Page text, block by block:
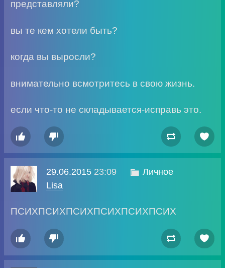
представляли?
вы те кем хотели быть?
когда вы выросли?
внимательно всмотритесь в свою жизнь.
если что-то не складывается-исправь это.
   
29.06.201523:09  Личное
Lisa
ПСИХПСИХПСИХПСИХПСИХПСИХ
   